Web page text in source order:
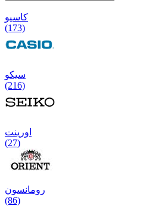
کاسیو
(173)
سیکو
(216)
اورینت
(27)
رومانسون
(86)